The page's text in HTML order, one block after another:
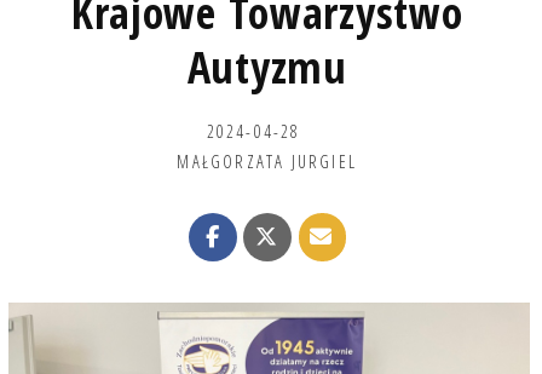
Krajowe Towarzystwo
Autyzmu
2024-04-28
MAŁGORZATA JURGIEL